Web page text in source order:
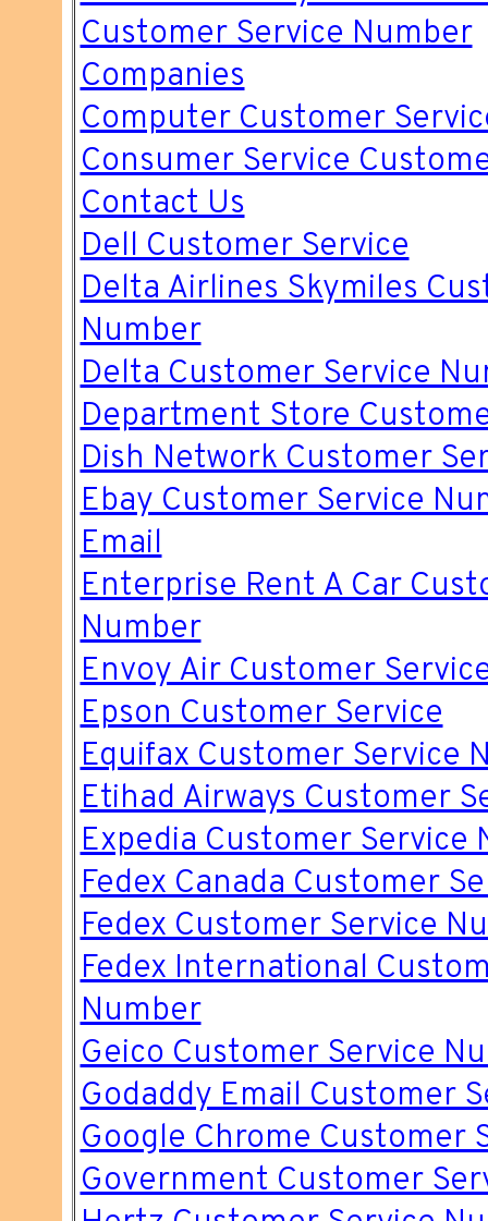
Customer Service Number
Companies
Computer Customer
Consumer Service
Contact Us
Dell Customer Service
Delta Airlines Skymiles
Number
Delta Customer Service
Department Store
Dish Network Customer
Ebay Customer Service
Email
Enterprise Rent A Car
Number
Envoy Air Customer
Epson Customer Service
Equifax Customer Service
Etihad Airways Customer
Expedia Customer Service
Fedex Canada Customer
Fedex Customer Service
Fedex International
Number
Geico Customer Service
Godaddy Email Customer
Google Chrome Customer
Government Customer